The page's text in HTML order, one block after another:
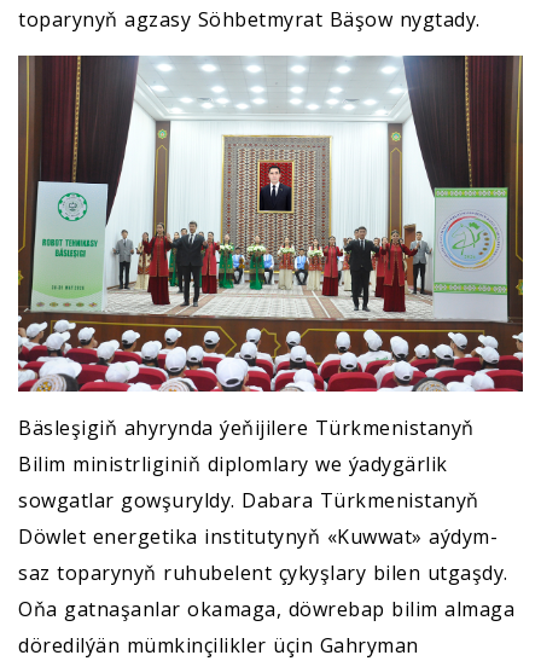
toparynyň agzasy Söhbetmyrat Bäşow nygtady.
Bäsleşigiň ahyrynda ýeňijilere Türkmenistanyň
Bilim ministrliginiň diplomlary we ýadygärlik
sowgatlar gowşuryldy. Dabara Türkmenistanyň
Döwlet energetika institutynyň «Kuwwat» aýdym-
saz toparynyň ruhubelent çykyşlary bilen utgaşdy.
Oňa gatnaşanlar okamaga, döwrebap bilim almaga
döredilýän mümkinçilikler üçin Gahryman